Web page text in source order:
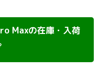
Maxの在庫・入荷